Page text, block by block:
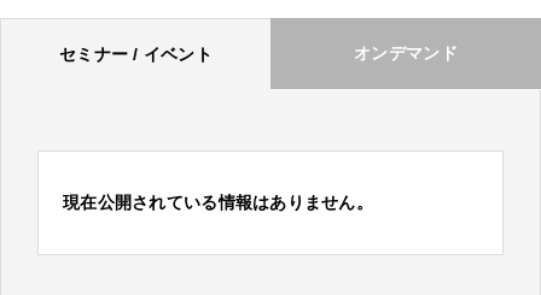
セミナー / イベント オンデマンド
現在公開されている情報はありません。